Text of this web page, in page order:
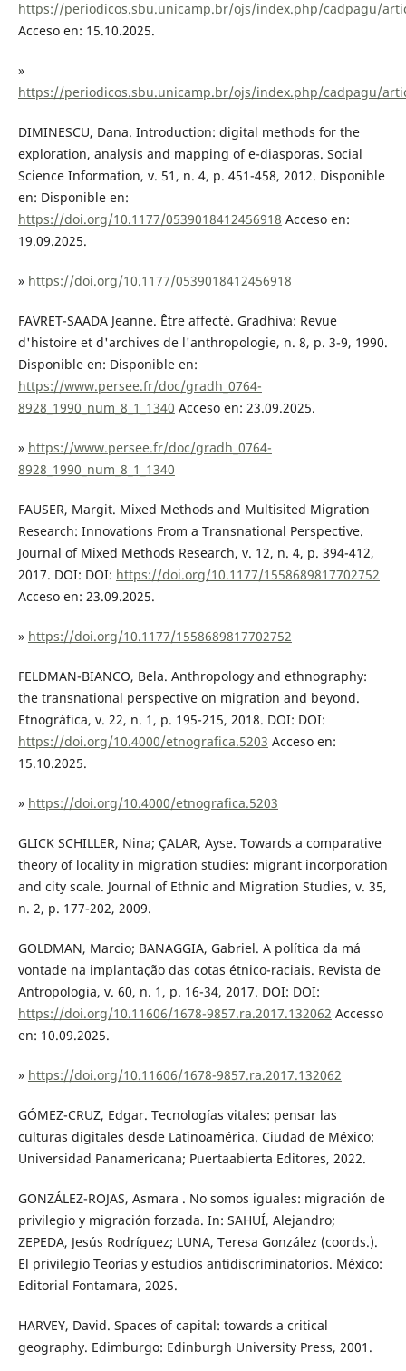
https://periodicos.sbu.unicamp.br/ojs/index.php/cadpagu/
Acceso en: 15.10.2025.
»
https://periodicos.sbu.unicamp.br/ojs/index.php/cadpagu/
DIMINESCU, Dana. Introduction: digital methods for the
exploration, analysis and mapping of e-diasporas. Social
Science Information, v. 51, n. 4, p. 451-458, 2012. Disponible
en: Disponible en:
https://doi.org/10.1177/0539018412456918 Acceso en:
19.09.2025.
» https://doi.org/10.1177/0539018412456918
FAVRET-SAADA Jeanne. Être affecté. Gradhiva: Revue
d'histoire et d'archives de l'anthropologie, n. 8, p. 3-9, 1990.
Disponible en: Disponible en:
https://www.persee.fr/doc/gradh_0764-
8928_1990_num_8_1_1340 Acceso en: 23.09.2025.
» https://www.persee.fr/doc/gradh_0764-
8928_1990_num_8_1_1340
FAUSER, Margit. Mixed Methods and Multisited Migration
Research: Innovations From a Transnational Perspective.
Journal of Mixed Methods Research, v. 12, n. 4, p. 394-412,
2017. DOI: DOI: https://doi.org/10.1177/1558689817702752
Acceso en: 23.09.2025.
» https://doi.org/10.1177/1558689817702752
FELDMAN-BIANCO, Bela. Anthropology and ethnography:
the transnational perspective on migration and beyond.
Etnográfica, v. 22, n. 1, p. 195-215, 2018. DOI: DOI:
https://doi.org/10.4000/etnografica.5203 Acceso en:
15.10.2025.
» https://doi.org/10.4000/etnografica.5203
GLICK SCHILLER, Nina; ÇALAR, Ayse. Towards a comparative
theory of locality in migration studies: migrant incorporation
and city scale. Journal of Ethnic and Migration Studies, v. 35,
n. 2, p. 177-202, 2009.
GOLDMAN, Marcio; BANAGGIA, Gabriel. A política da má
vontade na implantação das cotas étnico-raciais. Revista de
Antropologia, v. 60, n. 1, p. 16-34, 2017. DOI: DOI:
https://doi.org/10.11606/1678-9857.ra.2017.132062 Accesso
en: 10.09.2025.
» https://doi.org/10.11606/1678-9857.ra.2017.132062
GÓMEZ-CRUZ, Edgar. Tecnologías vitales: pensar las
culturas digitales desde Latinoamérica. Ciudad de México:
Universidad Panamericana; Puertaabierta Editores, 2022.
GONZÁLEZ-ROJAS, Asmara . No somos iguales: migración de
privilegio y migración forzada. In: SAHUÍ, Alejandro;
ZEPEDA, Jesús Rodríguez; LUNA, Teresa González (coords.).
El privilegio Teorías y estudios antidiscriminatorios. México:
Editorial Fontamara, 2025.
HARVEY, David. Spaces of capital: towards a critical
geography. Edimburgo: Edinburgh University Press, 2001.